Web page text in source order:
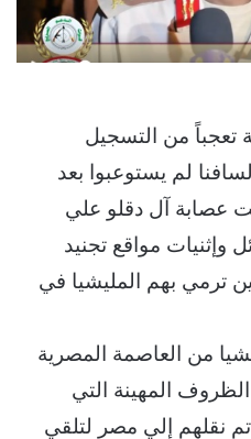
تعجباً من التسجيل
لم يستوعبوا بعد
عصابة آل دقلو علي
وإثنيات مواقع تجنيد
ترمي بهم المليشيا في
من العاصمة المصرية
المهينة التي
نقلهم إلي مصر لتلقي